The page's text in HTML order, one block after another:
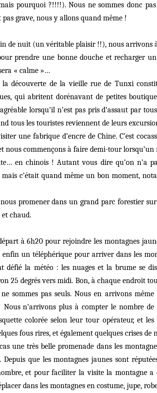
pourquoi ?!!!!). Nous ne sommes donc
pas grave, nous y allons quand même !
de nuit (un véritable plaisir !!), nous arrivons
prendre une bonne douche et recharger
« calme »…
découverte de la vieille rue de Tunxi
qui abritent dorénavant de petites
lorsqu’il n’est pas pris d’assaut par
tous les touristes reviennent de leurs
une fabrique d’encre de Chine. C’est
nous commençons à faire demi-tour
en chinois ! Autant vous dire qu’on n’a
mais c’était quand même un bon moment,
promener dans un grand parc forestier
chaud.
à 6h20 pour rejoindre les montagnes
un téléphérique pour arriver dans les
défié la météo : les nuages et la brume se
25 degrés vers midi. Bon, à chaque endroit
sommes pas seuls. Nous en arrivons
n’arrivons plus à compter le nombre de
colorée selon leur tour opérateur, et les
fous rires, et également quelques crises de
une très belle promenade dans les
Depuis que les montagnes jaunes sont
et pour faciliter la visite la montagne a
dans les montagnes en costume, jupe,